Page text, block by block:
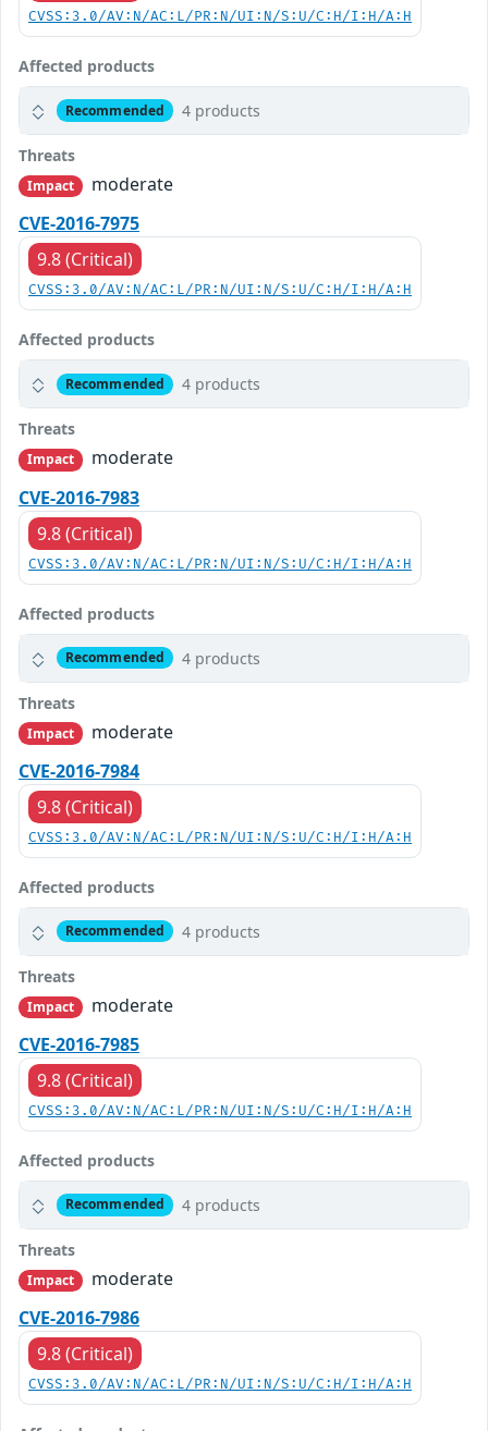
CVSS:3.0/AV:N/AC:L/PR:N/UI:N/S:U/C:H/I:H/A:H
Affected products
Recommended 4 products
Threats
Impact
moderate
CVE-2016-7975
9.8 (Critical)
CVSS:3.0/AV:N/AC:L/PR:N/UI:N/S:U/C:H/I:H/A:H
Affected products
Recommended 4 products
Threats
Impact
moderate
CVE-2016-7983
9.8 (Critical)
CVSS:3.0/AV:N/AC:L/PR:N/UI:N/S:U/C:H/I:H/A:H
Affected products
Recommended 4 products
Threats
Impact
moderate
CVE-2016-7984
9.8 (Critical)
CVSS:3.0/AV:N/AC:L/PR:N/UI:N/S:U/C:H/I:H/A:H
Affected products
Recommended 4 products
Threats
Impact
moderate
CVE-2016-7985
9.8 (Critical)
CVSS:3.0/AV:N/AC:L/PR:N/UI:N/S:U/C:H/I:H/A:H
Affected products
Recommended 4 products
Threats
Impact
moderate
CVE-2016-7986
9.8 (Critical)
CVSS:3.0/AV:N/AC:L/PR:N/UI:N/S:U/C:H/I:H/A:H